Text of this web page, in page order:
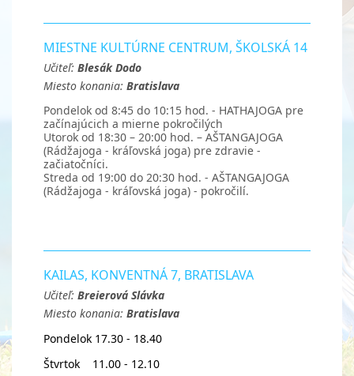
MIESTNE KULTÚRNE CENTRUM, ŠKOLSKÁ 14
Učiteľ: Blesák Dodo
Miesto konania: Bratislava
Pondelok od 8:45 do 10:15 hod. - HATHAJOGA pre
začínajúcich a mierne pokročilých
Utorok od 18:30 – 20:00 hod. – AŠTANGAJOGA
(Rádžajoga - kráľovská joga) pre zdravie -
začiatočníci.
Streda od 19:00 do 20:30 hod. - AŠTANGAJOGA
(Rádžajoga - kráľovská joga) - pokročilí.
KAILAS, KONVENTNÁ 7, BRATISLAVA
Učiteľ: Breierová Slávka
Miesto konania: Bratislava
Pondelok 17.30 - 18.40
Štvrtok 11.00 - 12.10